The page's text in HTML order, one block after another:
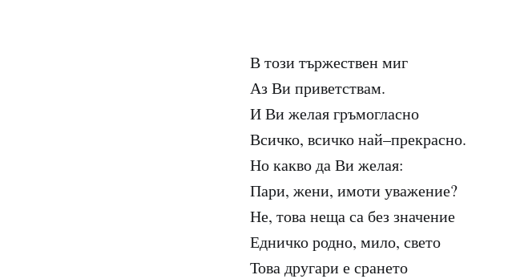
В този тържествен миг
Аз Ви приветствам.
И Ви желая гръмогласно
Всичко, всичко най–прекрасно.
Но какво да Ви желая:
Пари, жени, имоти уважение?
Не, това неща са без значение
Едничко родно, мило, свето
Това другари е срането